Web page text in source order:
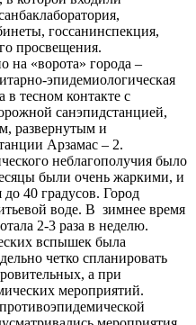
госсанинспекция,
просвещения.
на «ворота» города –
эпидемиологическая
в тесном контакте с
санэпидстанцией,
развернутым и
Арзамас – 2.
неблагополучия было
были очень жаркими, и
40 градусов. Город
воде. В зимнее время
2-3 раза в неделю.
вспышек была
четко спланировать
а при
мероприятий.